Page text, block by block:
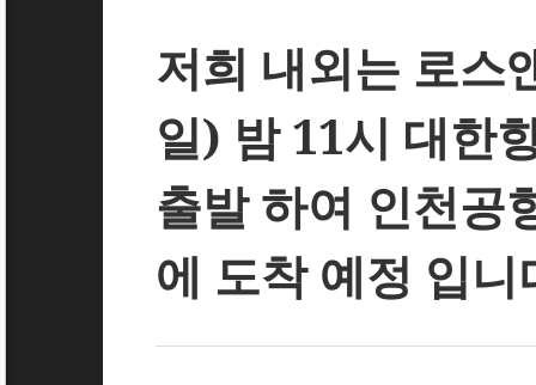
저희 내외는 로스
일) 밤11시 대한
출발 하여 인천공
에 도착 예정 입니